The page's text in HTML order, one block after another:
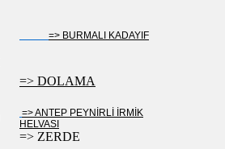
=> BURMALI KADAYIF
=> DOLAMA
=> ANTEP PEYNİRLİ İRMİK
HELVASI
=> ZERDE